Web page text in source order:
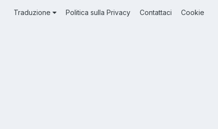
Traduzione Politica sulla Privacy Contattaci Cookie